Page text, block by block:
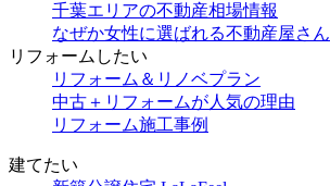
千葉エリアの不動産相場情報
なぜか女性に選ばれる不動産屋さん
リフォームしたい
リフォーム＆リノベプラン
中古＋リフォームが人気の理由
リフォーム施工事例
建てたい